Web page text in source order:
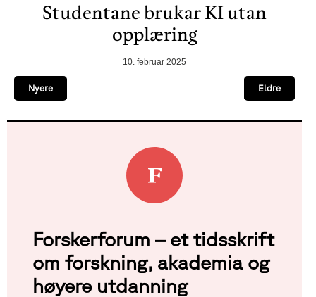
Studentane brukar KI utan
opplæring
10. februar 2025
Nyere Eldre
Forskerforum – et tidsskrift
om forskning, akademia og
høyere utdanning